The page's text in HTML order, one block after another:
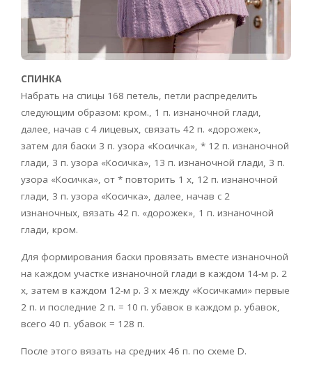
СПИНКА
Набрать на спицы 168 петель, петли распределить
следующим образом: кром., 1 п. изнаночной глади,
далее, начав с 4 лицевых, связать 42 п. «дорожек»,
затем для баски 3 п. узора «Косичка», * 12 п. изнаночной
глади, 3 п. узора «Косичка», 13 п. изнаночной глади, 3 п.
узора «Косичка», от * повторить 1 х, 12 п. изнаночной
глади, 3 п. узора «Косичка», далее, начав с 2
изнаночных, вязать 42 п. «дорожек», 1 п. изнаночной
глади, кром.
Для формирования баски провязать вместе изнаночной
на каждом участке изнаночной глади в каждом 14-м р. 2
х, затем в каждом 12-м р. 3 х между «Косичками» первые
2 п. и последние 2 п. = 10 п. убавок в каждом р. убавок,
всего 40 п. убавок = 128 п.
После этого вязать на средних 46 п. по схеме D.